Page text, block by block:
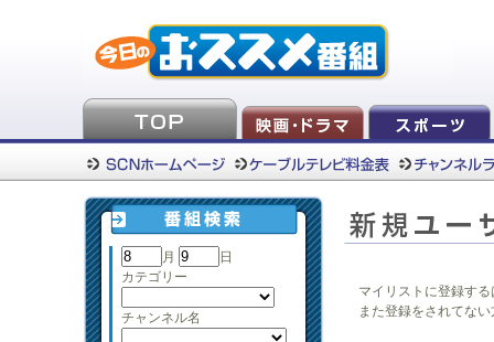
月
日
カテゴリー
チャンネル名
マイリストに登録す
また登録をされてな